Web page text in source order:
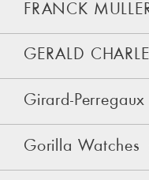
FRANCK
GERALD
Girard-Perregaux
Gorilla Watches